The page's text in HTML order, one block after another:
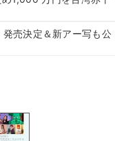
売決定＆新アー写も公